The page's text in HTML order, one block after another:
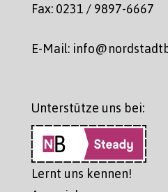
Fax: 0231 / 9897-6667
E-Mail:
Unterstütze uns bei:
Lernt uns kennen!